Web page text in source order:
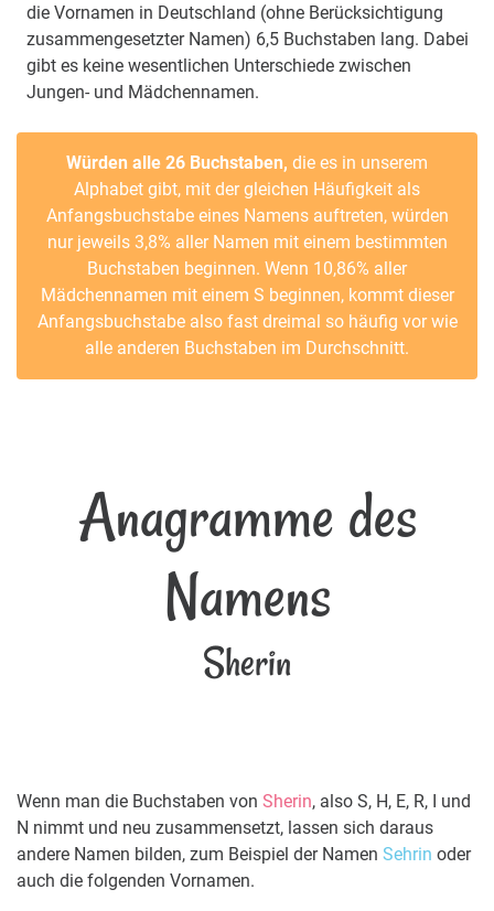
die Vornamen in Deutschland (ohne Berücksichtigung
zusammengesetzter Namen) 6,5 Buchstaben lang. Dabei
gibt es keine wesentlichen Unterschiede zwischen
Jungen- und Mädchennamen.
Würden alle 26 Buchstaben, die es in unserem
Alphabet gibt, mit der gleichen Häufigkeit als
Anfangsbuchstabe eines Namens auftreten, würden
nur jeweils 3,8% aller Namen mit einem bestimmten
Buchstaben beginnen. Wenn 10,86% aller
Mädchennamen mit einem S beginnen, kommt dieser
Anfangsbuchstabe also fast dreimal so häufig vor wie
alle anderen Buchstaben im Durchschnitt.
Anagramme des
Namens
Sherin
Wenn man die Buchstaben von Sherin, also S, H, E, R, I und
N nimmt und neu zusammensetzt, lassen sich daraus
andere Namen bilden, zum Beispiel der Namen Sehrin oder
auch die folgenden Vornamen.